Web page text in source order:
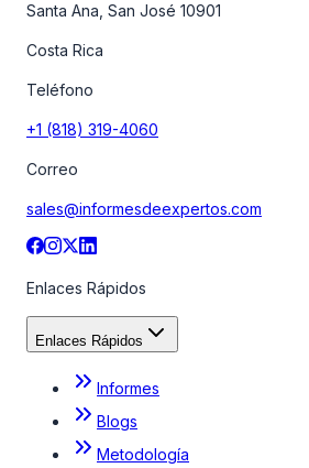
Santa Ana, San José 10901
Costa Rica
Teléfono
+1 (818) 319-4060
Correo
sales@informesdeexpertos.com
Enlaces Rápidos
Enlaces Rápidos
Informes
Blogs
Metodología